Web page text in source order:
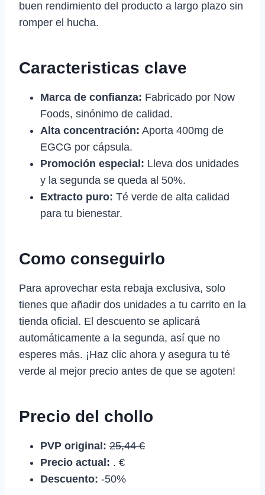
buen rendimiento del producto a largo plazo sin
romper el hucha.
Caracteristicas clave
Marca de confianza: Fabricado por Now
Foods, sinónimo de calidad.
Alta concentración: Aporta 400mg de
EGCG por cápsula.
Promoción especial: Lleva dos unidades
y la segunda se queda al 50%.
Extracto puro: Té verde de alta calidad
para tu bienestar.
Como conseguirlo
Para aprovechar esta rebaja exclusiva, solo
tienes que añadir dos unidades a tu carrito en la
tienda oficial. El descuento se aplicará
automáticamente a la segunda, así que no
esperes más. ¡Haz clic ahora y asegura tu té
verde al mejor precio antes de que se agoten!
Precio del chollo
PVP original: 25,44 €
Precio actual: . €
Descuento: -50%